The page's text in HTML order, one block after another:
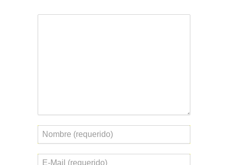
Nombre
Correo